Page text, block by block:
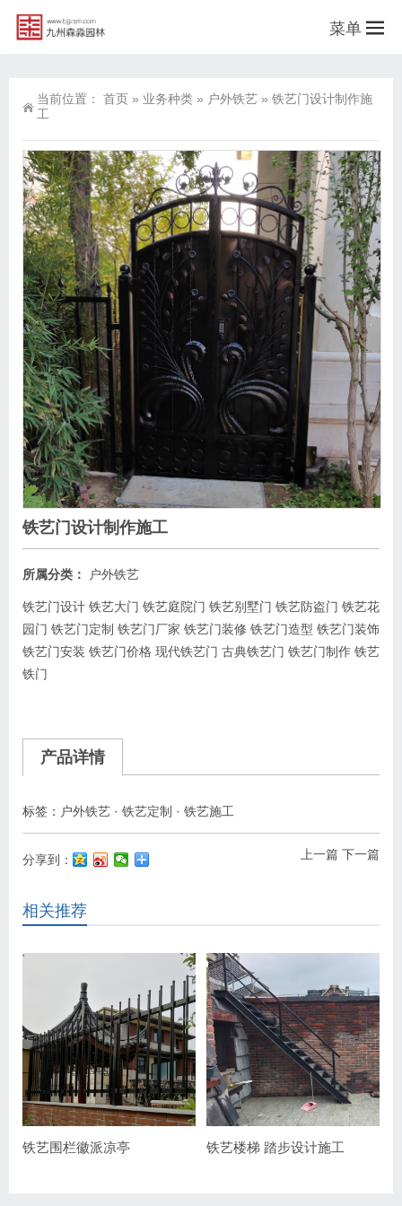
菜单
当前位置： 首页 » 业务种类 » 户外铁艺 » 铁艺门设计制作施
工
铁艺门设计制作施工
所属分类： 户外铁艺
铁艺门设计 铁艺大门 铁艺庭院门 铁艺别墅门 铁艺防盗门 铁艺花
园门 铁艺门定制 铁艺门厂家 铁艺门装修 铁艺门造型 铁艺门装饰
铁艺门安装 铁艺门价格 现代铁艺门 古典铁艺门 铁艺门制作 铁艺
铁门
产品详情
标签： 户外铁艺 · 铁艺定制 · 铁艺施工
上一篇 下一篇
分享到：
相关推荐
铁艺围栏徽派凉亭 铁艺楼梯 踏步设计施工